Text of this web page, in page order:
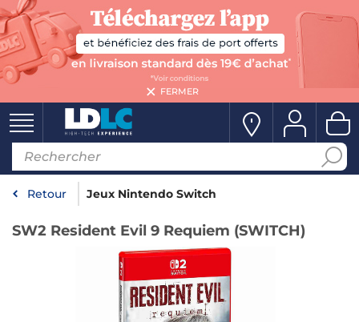
FERMER
Retour Jeux Nintendo Switch
SW2 Resident Evil 9 Requiem (SWITCH)